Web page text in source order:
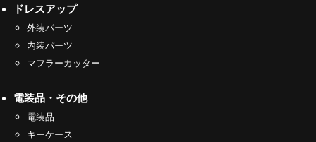
ドレスアップ
外装パーツ
内装パーツ
マフラーカッター
電装品・その他
電装品
キーケース